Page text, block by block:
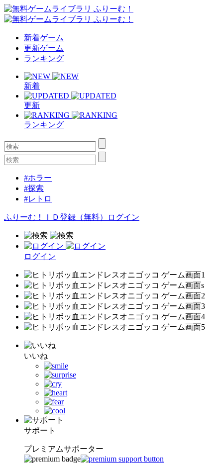
新着ゲーム
更新ゲーム
ランキング
新着
更新
ランキング
#ホラー
#探索
#レトロ
ふりーむ！ＩＤ登録（無料） ログイン
ログイン
いいね
サポート
プレミアムサポーター